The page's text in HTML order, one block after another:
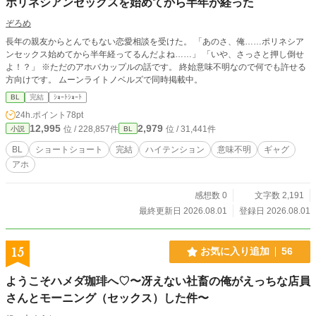
ぞろめ
長年の親友からとんでもない恋愛相談を受けた。 「あのさ、俺……ポリネシア
ンセックス始めてから半年経ってるんだよね……」 「いや、さっさと押し倒せ
よ！？」 ※ただのアホバカップルの話です。 終始意味不明なので何でも許せる
方向けです。 ムーンライトノベルズで同時掲載中。
BL 完結 ｼｮｰﾄｼｮｰﾄ
24h.ポイント 78pt
小説 12,995 位 / 228,857件 BL 2,979 位 / 31,441件
BL ショートショート 完結 ハイテンション 意味不明
ギャグ
アホ
感想数 0
文字数 2,191
最終更新日 2026.08.01
登録日 2026.08.01
15 お気に入り追加 56
ようこそハメダ珈琲へ♡〜冴えない社畜の俺がえっちな店員
さんとモーニング（セックス）した件〜